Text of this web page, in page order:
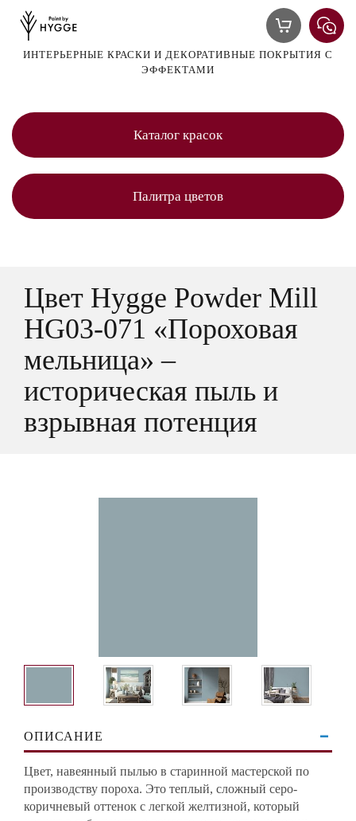
ИНТЕРЬЕРНЫЕ КРАСКИ И ДЕКОРАТИВНЫЕ ПОКРЫТИЯ С
ЭФФЕКТАМИ
Каталог красок
Палитра цветов
Цвет Hygge Powder Mill
HG03-071 «Пороховая
мельница» –
историческая пыль и
взрывная потенция
ОПИСАНИЕ
Цвет, навеянный пылью в старинной мастерской по
производству пороха. Это теплый, сложный серо-
коричневый оттенок с легкой желтизной, который